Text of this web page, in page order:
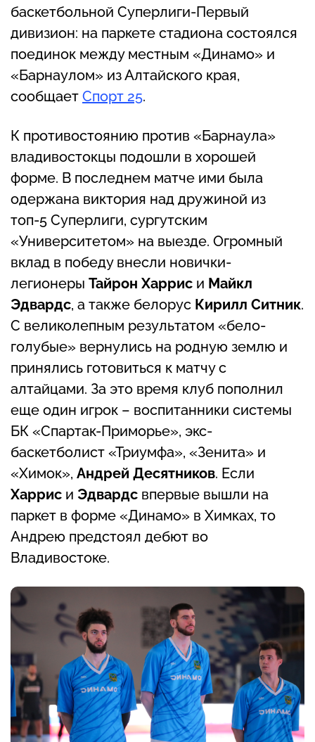
баскетбольной Суперлиги-Первый
дивизион: на паркете стадиона состоялся
поединок между местным «Динамо» и
«Барнаулом» из Алтайского края,
сообщает Спорт 25.
К противостоянию против «Барнаула»
владивостокцы подошли в хорошей
форме. В последнем матче ими была
одержана виктория над дружиной из
топ-5 Суперлиги, сургутским
«Университетом» на выезде. Огромный
вклад в победу внесли новички-
легионеры Тайрон Харрис и Майкл
Эдвардс, а также белорус Кирилл Ситник.
С великолепным результатом «бело-
голубые» вернулись на родную землю и
принялись готовиться к матчу с
алтайцами. За это время клуб пополнил
еще один игрок – воспитанники системы
БК «Спартак-Приморье», экс-
баскетболист «Триумфа», «Зенита» и
«Химок», Андрей Десятников. Если
Харрис и Эдвардс впервые вышли на
паркет в форме «Динамо» в Химках, то
Андрею предстоял дебют во
Владивостоке.